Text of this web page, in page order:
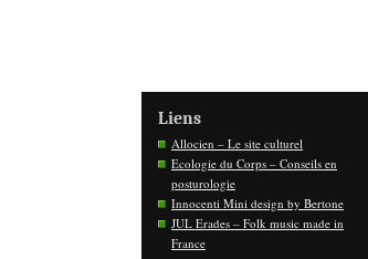
Liens
Allocien – Le site culturel
Ecologie du Corps – Conseils en
posturologie
Innocenti Mini design by Bertone
JUL Erades – Folk music made in
France